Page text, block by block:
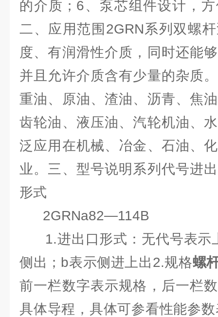
的介质；6、泵芯组件设计，
二、应用范围2GRN系列双螺
度、有润滑性介质，同时还能
并且允许介质含有少量的杂质
重油、原油、渣油、沥青、焦
齿轮油、液压油、汽轮机油、
泛应用在机械、冶金、石油、
业。三、型号说明系列代号进
形式
2GRNa82—114B
1.进出口形式：无代号表示
侧出；b表示侧进上出2.规格螺
前一栏数字表示规格，后一栏
具体导程，具体可参看性能参